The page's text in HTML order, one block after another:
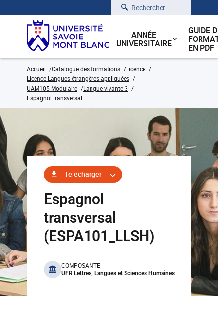
Rechercher
ANNÉE
UNIVERSITAIRE
GUIDE
EN PDF
Accueil Catalogue des formations
Licence
Licence Langues étrangères appliquées
UAM105 Modulaire
Langue vivante 3
Espagnol transversal
Télécharger
Espagnol
transversal
(ESPA101_LLSH)
benefits
COMPOSANTE
UFR Lettres, Langues et Sciences Humaines